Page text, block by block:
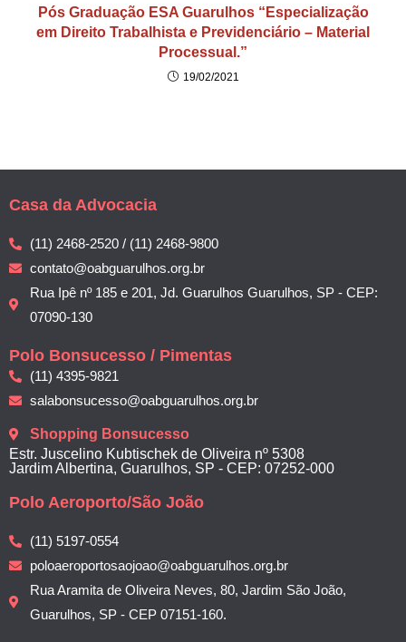
Pós Graduação ESA Guarulhos “Especialização
em Direito Trabalhista e Previdenciário – Material
Processual.”
19/02/2021
Casa da Advocacia
(11) 2468-2520 / (11) 2468-9800
contato@oabguarulhos.org.br
Rua Ipê nº 185 e 201, Jd. Guarulhos Guarulhos, SP - CEP:
07090-130
Polo Bonsucesso / Pimentas
(11) 4395-9821
salabonsucesso@oabguarulhos.org.br
Shopping Bonsucesso
Estr. Juscelino Kubtischek de Oliveira nº 5308
Jardim Albertina, Guarulhos, SP - CEP: 07252-000
Polo Aeroporto/São João
(11) 5197-0554
poloaeroportosaojoao@oabguarulhos.org.br
Rua Aramita de Oliveira Neves, 80, Jardim São João,
Guarulhos, SP - CEP 07151-160.